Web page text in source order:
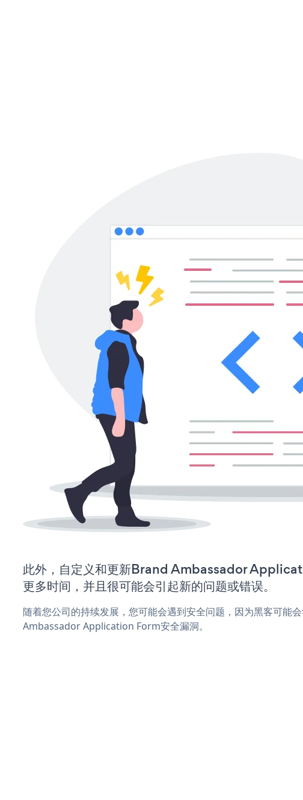
此外，自定义和更新Brand Ambassador
更多时间，并且很可能会引起新的问题或错误。
随着您公司的持续发展，您可能会遇到安全问题，因为黑客可能
Ambassador Application Form安全漏洞。